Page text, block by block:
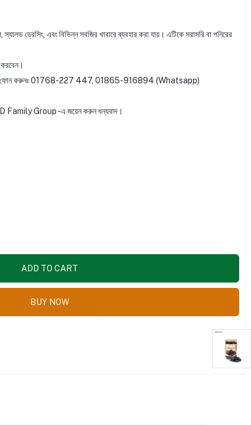
স্যালড ড্রেসিং, এবং বিভিন্ন সবজির খাবারে ব্যবহার করা যায়। এটিকে সরাসরি বা পনিরের
ফোন করুনঃ 01768-227 447, 01865-916894 (Whatsapp)
Family Group-এ জয়েন করুন ধন্যবাদ।
ADD TO CART
BUY NOW